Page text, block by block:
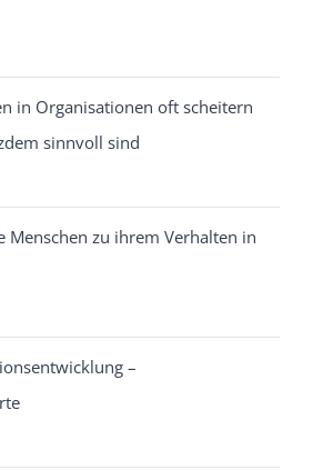
in Organisationen oft scheitern
sinnvoll sind
Menschen zu ihrem Verhalten in
–